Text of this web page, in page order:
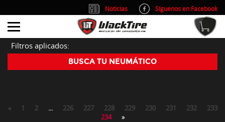
Filtros aplicados:
BUSCA TU NEUMÁTICO
« 1 2 ... 226 227 228 229 230 231 232
233
234
»
Noticias
Síguenos en Facebook
info@blacktire.es
914 353 309
Atención al cliente: L/V 9:00-14:00 y 15:00-19:00